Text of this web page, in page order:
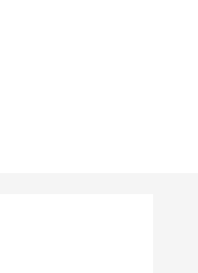
нашим
принимать